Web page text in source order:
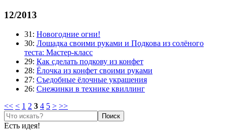
12/2013
31: Новогодние огни!
30: Лошадка своими руками и Подкова из солёного
теста: Мастер-класс
29: Как сделать подкову из конфет
28: Ёлочка из конфет своими руками
27: Съедобные ёлочные украшения
26: Снежинки в технике квиллинг
<< < 1 2 3 4 5 > >>
Поиск
Есть идея!